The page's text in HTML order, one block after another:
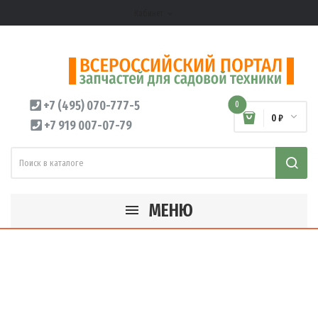
+7 (495) 070-777-5
+7 919 007-07-79
0
0 ₽
МЕНЮ